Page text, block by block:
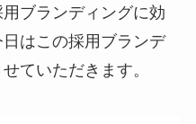
ブランディングに効
はこの採用ブランデ
ていただきます。